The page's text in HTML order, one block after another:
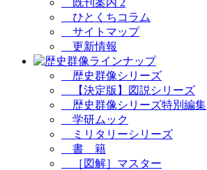
ひとくちコラム
サイトマップ
更新情報
歴史群像シリーズ
【決定版】図説シリーズ
歴史群像シリーズ特別編集
学研ムック
ミリタリーシリーズ
書 籍
［図解］マスター